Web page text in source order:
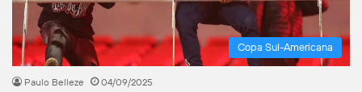
Copa Sul-Americana
Paulo Belleze 04/09/2025